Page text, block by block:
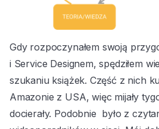
Gdy rozpoczynałem swoją
i Service Designem, spędziłem
szukaniu książek. Część z nich
Amazonie z USA, więc mijały
docierały. Podobnie było z